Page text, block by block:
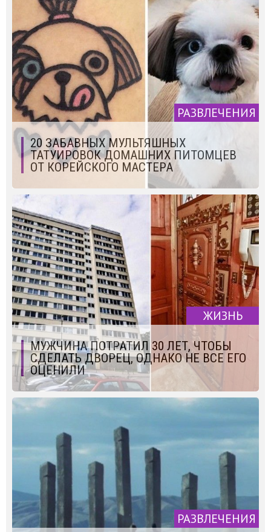
РАЗВЛЕЧЕНИЯ
20 ЗАБАВНЫХ МУЛЬТЯШНЫХ
ТАТУИРОВОК ДОМАШНИХ ПИТОМЦЕВ
ОТ КОРЕЙСКОГО МАСТЕРА
ЖИЗНЬ
МУЖЧИНА ПОТРАТИЛ 30 ЛЕТ, ЧТОБЫ
СДЕЛАТЬ ДВОРЕЦ, ОДНАКО НЕ ВСЕ ЕГО
ОЦЕНИЛИ
РАЗВЛЕЧЕНИЯ